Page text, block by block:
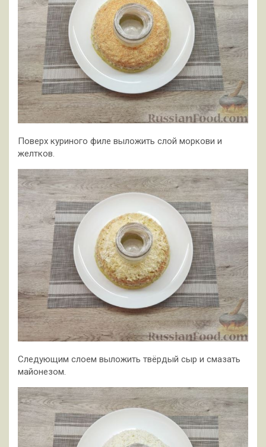
Поверх куриного филе выложить слой моркови и
желтков.
Следующим слоем выложить твёрдый сыр и смазать
майонезом.